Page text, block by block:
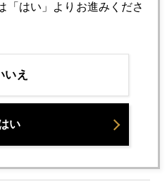
あるか
「はい」よりお進みくださ
いえ
い